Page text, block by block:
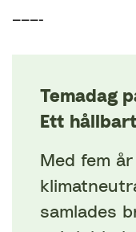
———-
Temadag
Ett
Med fem
samlades